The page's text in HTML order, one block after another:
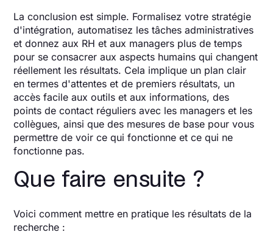
La conclusion est simple. Formalisez votre stratégie
d'intégration, automatisez les tâches administratives
et donnez aux RH et aux managers plus de temps
pour se consacrer aux aspects humains qui changent
réellement les résultats. Cela implique un plan clair
en termes d'attentes et de premiers résultats, un
accès facile aux outils et aux informations, des
points de contact réguliers avec les managers et les
collègues, ainsi que des mesures de base pour vous
permettre de voir ce qui fonctionne et ce qui ne
fonctionne pas.
Que faire ensuite ?
Voici comment mettre en pratique les résultats de la
recherche :